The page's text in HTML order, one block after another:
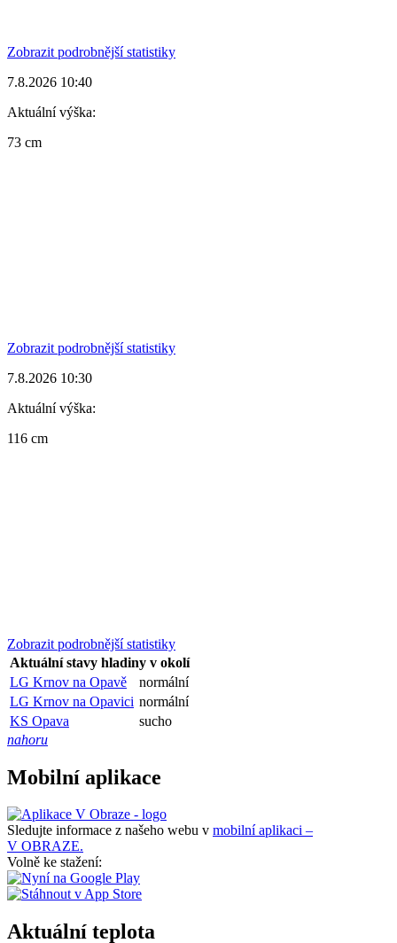
Zobrazit podrobnější statistiky
7.8.2026 10:40
Aktuální výška:
73 cm
Zobrazit podrobnější statistiky
7.8.2026 10:30
Aktuální výška:
116 cm
Zobrazit podrobnější statistiky
Aktuální stavy hladiny v okolí
LG Krnov na Opavě
normální
LG Krnov na Opavici normální
KS Opava
sucho
nahoru
Mobilní aplikace
Sledujte informace z našeho webu v mobilní aplikaci –
V OBRAZE.
Volně ke stažení:
Aktuální teplota